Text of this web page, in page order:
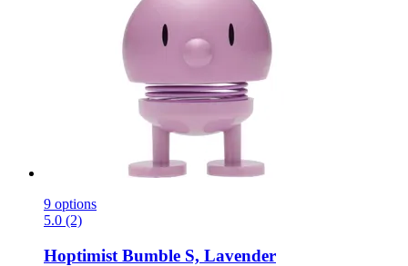
9 options
5.0 (2)
Hoptimist Bumble S, Lavender